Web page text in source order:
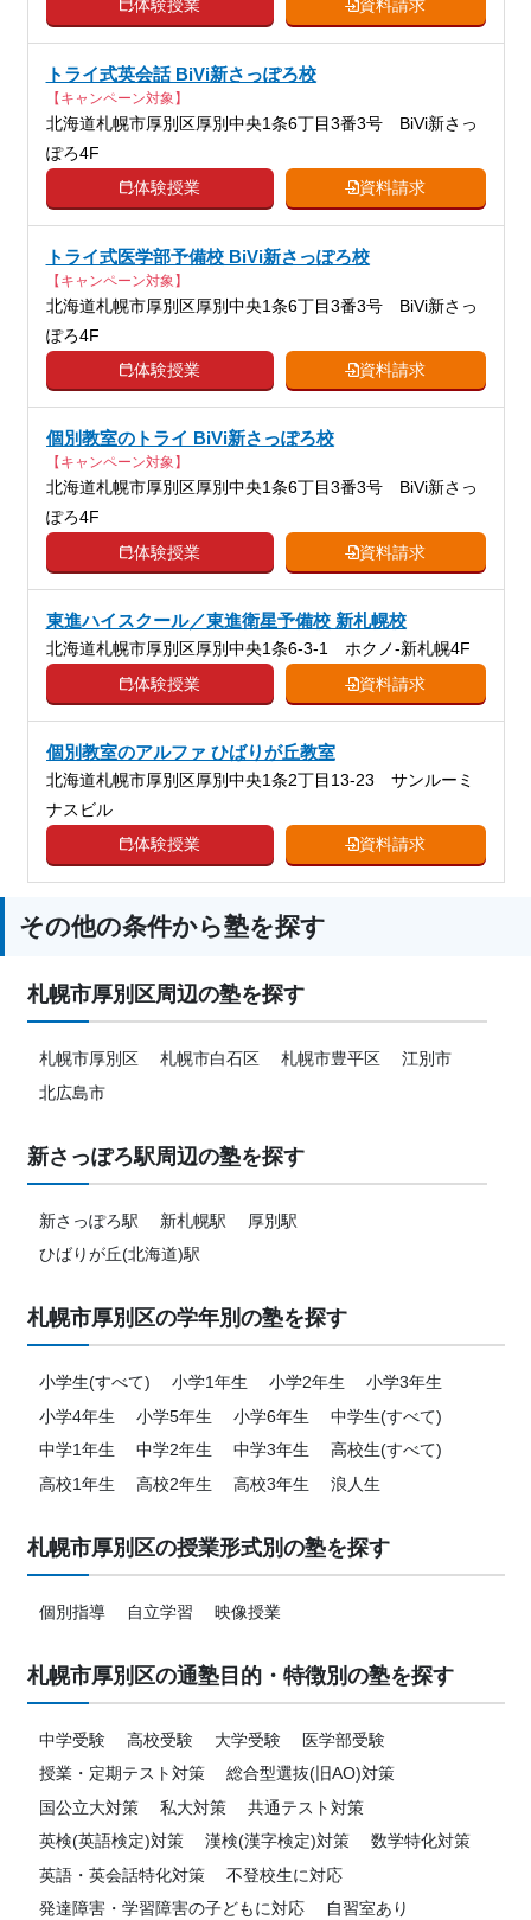
体験授業 資料請求
トライ式英会話 BiVi新さっぽろ校
【キャンペーン対象】
北海道札幌市厚別区厚別中央1条6丁目3番3号 BiVi新さっ
ぽろ4F
体験授業
資料請求
トライ式医学部予備校 BiVi新さっぽろ校
【キャンペーン対象】
北海道札幌市厚別区厚別中央1条6丁目3番3号 BiVi新さっ
ぽろ4F
体験授業
資料請求
個別教室のトライ BiVi新さっぽろ校
【キャンペーン対象】
北海道札幌市厚別区厚別中央1条6丁目3番3号 BiVi新さっ
ぽろ4F
体験授業
資料請求
東進ハイスクール／東進衛星予備校 新札幌校
北海道札幌市厚別区厚別中央1条6-3-1 ホクノ-新札幌4F
体験授業
資料請求
個別教室のアルファ ひばりが丘教室
北海道札幌市厚別区厚別中央1条2丁目13-23 サンルーミ
ナスビル
体験授業
資料請求
その他の条件から塾を探す
札幌市厚別区周辺の塾を探す
札幌市厚別区 札幌市白石区 札幌市豊平区
江別市
北広島市
新さっぽろ駅周辺の塾を探す
新さっぽろ駅 新札幌駅
厚別駅
ひばりが丘(北海道)駅
札幌市厚別区の学年別の塾を探す
小学生(すべて) 小学1年生 小学2年生
小学3年生
小学4年生
小学5年生 小学6年生
中学生(すべて)
中学1年生
中学2年生 中学3年生
高校生(すべて)
高校1年生
高校2年生 高校3年生 浪人生
札幌市厚別区の授業形式別の塾を探す
個別指導 自立学習 映像授業
札幌市厚別区の通塾目的・特徴別の塾を探す
中学受験 高校受験 大学受験
医学部受験
授業・定期テスト対策
総合型選抜(旧AO)対策
国公立大対策
私大対策
共通テスト対策
英検(英語検定)対策
漢検(漢字検定)対策
数学特化対策
英語・英会話特化対策
不登校生に対応
発達障害・学習障害の子どもに対応
自習室あり